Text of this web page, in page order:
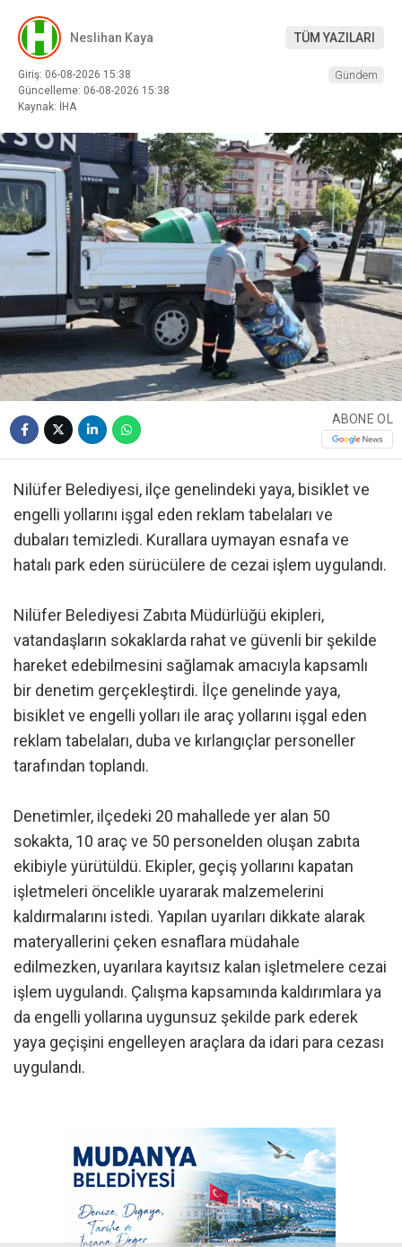
Neslihan Kaya TÜM YAZILARI
Giriş: 06-08-2026 15:38
Güncelleme: 06-08-2026 15:38
Kaynak: İHA
Gündem
ABONE OL
Nilüfer Belediyesi, ilçe genelindeki yaya, bisiklet ve
engelli yollarını işgal eden reklam tabelaları ve
dubaları temizledi. Kurallara uymayan esnafa ve
hatalı park eden sürücülere de cezai işlem uygulandı.
Nilüfer Belediyesi Zabıta Müdürlüğü ekipleri,
vatandaşların sokaklarda rahat ve güvenli bir şekilde
hareket edebilmesini sağlamak amacıyla kapsamlı
bir denetim gerçekleştirdi. İlçe genelinde yaya,
bisiklet ve engelli yolları ile araç yollarını işgal eden
reklam tabelaları, duba ve kırlangıçlar personeller
tarafından toplandı.
Denetimler, ilçedeki 20 mahallede yer alan 50
sokakta, 10 araç ve 50 personelden oluşan zabıta
ekibiyle yürütüldü. Ekipler, geçiş yollarını kapatan
işletmeleri öncelikle uyararak malzemelerini
kaldırmalarını istedi. Yapılan uyarıları dikkate alarak
materyallerini çeken esnaflara müdahale
edilmezken, uyarılara kayıtsız kalan işletmelere cezai
işlem uygulandı. Çalışma kapsamında kaldırımlara ya
da engelli yollarına uygunsuz şekilde park ederek
yaya geçişini engelleyen araçlara da idari para cezası
uygulandı.